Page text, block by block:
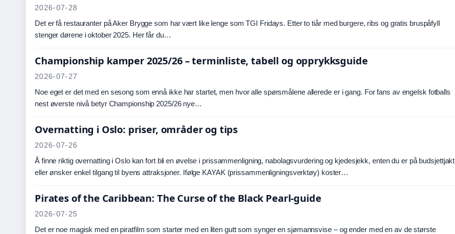
2026-07-28
Det er få restauranter på Aker Brygge som har vært like lenge som TGI Fridays. Etter to tiår med burgere, ribs og gratis bruspåfyll
stenger dørene i oktober 2025. Her får du…
Championship kamper 2025/26 – terminliste, tabell og opprykksguide
2026-07-27
Noe eget er det med en sesong som ennå ikke har startet, men hvor alle spørsmålene allerede er i gang. For fans av engelsk fotballs
nest øverste nivå betyr Championship 2025/26 nye…
Overnatting i Oslo: priser, områder og tips
2026-07-26
Å finne riktig overnatting i Oslo kan fort bli en øvelse i prissammenligning, nabolagsvurdering og kjedesjekk, enten du er på budsjettjakt
eller ønsker enkel tilgang til byens attraksjoner. Ifølge KAYAK (prissammenligningsverktøy) koster…
Pirates of the Caribbean: The Curse of the Black Pearl-guide
2026-07-25
Det er noe magisk med en piratfilm som starter med en liten gutt som synger en sjømannsvise – og ender med en av de største